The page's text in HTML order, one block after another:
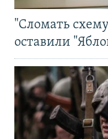
"Сломать
оставили